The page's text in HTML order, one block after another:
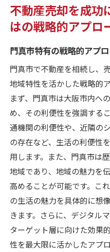
不動産売却を成功
はの戦略的アプロ
門真市特有の戦略的アプ
門真市で不動産を相続し、
地域特性を活かした戦略的
まず、門真市は大阪市内へ
め、その利便性を強調する
通機関の利便性や、近隣の
の存在など、生活の利便性
用します。また、門真市は
地域であり、地域の魅力を
高めることが可能です。こ
の生活の魅力を具体的に想
きます。さらに、デジタル
ターゲット層に向けた効果
性を最大限に活かしたアプ